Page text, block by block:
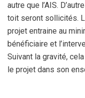
autre que l’AIS.
toit seront sollicités.
projet entraine au
bénéficiaire et
Suivant la gravité,
le projet dans son